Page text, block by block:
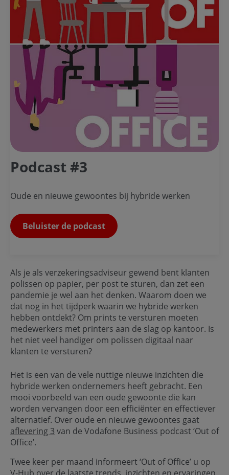
Podcast #3
Oude en nieuwe gewoontes bij hybride werken
Beluister de podcast
Als je als verzekeringsadviseur gewend bent klanten
polissen op papier, per post te sturen, dan zet een
pandemie je wel aan het denken. Waarom doen we
dat nog in het tijdperk waarin we hybride werken
hebben ontdekt? Om prints te versturen moeten
medewerkers met printers aan de slag op kantoor. Is
het niet veel handiger om polissen digitaal naar
klanten te versturen?
Het is een van de vele nuttige nieuwe inzichten die
hybride werken ondernemers heeft gebracht. Een
mooi voorbeeld van een oude gewoonte die kan
worden vervangen door een efficiënter en effectiever
alternatief. Over oude en nieuwe gewoontes gaat
aflevering 3 van de Vodafone Business podcast ‘Out of
Office’.
Twee keer per maand informeert ‘Out of Office’ u op